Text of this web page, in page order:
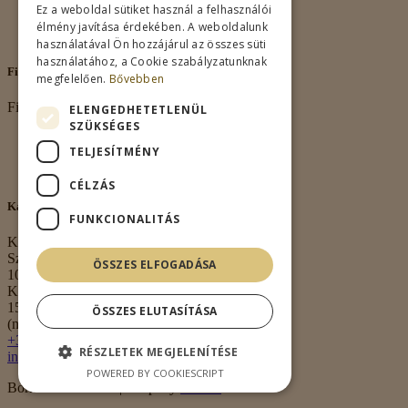
Nagykereskedelem
Kapcsolat
Fiókom
Fiókom
Fiókom
Rendeléseim
Kívánságlista
Kapcsolat
Kapcsolat
Székhely:
1063 Budapest,
Kmety György u.
15. 3. em. 1.
(nem átvételi pont)
+36 30 474 0020
info@borkell.hu
Borkell.hu © 2026 | Shop By
Ez a weboldal sütiket használ a felhasználói
élmény javítása érdekében. A weboldalunk
használatával Ön hozzájárul az összes süti
használatához, a Cookie szabályzatunknak
megfelelően. Bővebben
ELENGEDHETETLENÜL
SZÜKSÉGES
TELJESÍTMÉNY
CÉLZÁS
FUNKCIONALITÁS
ÖSSZES ELFOGADÁSA
ÖSSZES ELUTASÍTÁSA
RÉSZLETEK MEGJELENÍTÉSE
POWERED BY COOKIESCRIPT